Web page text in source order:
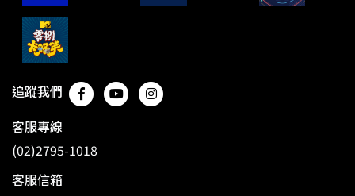
追蹤我們
客服專線
(02)2795-1018
客服信箱